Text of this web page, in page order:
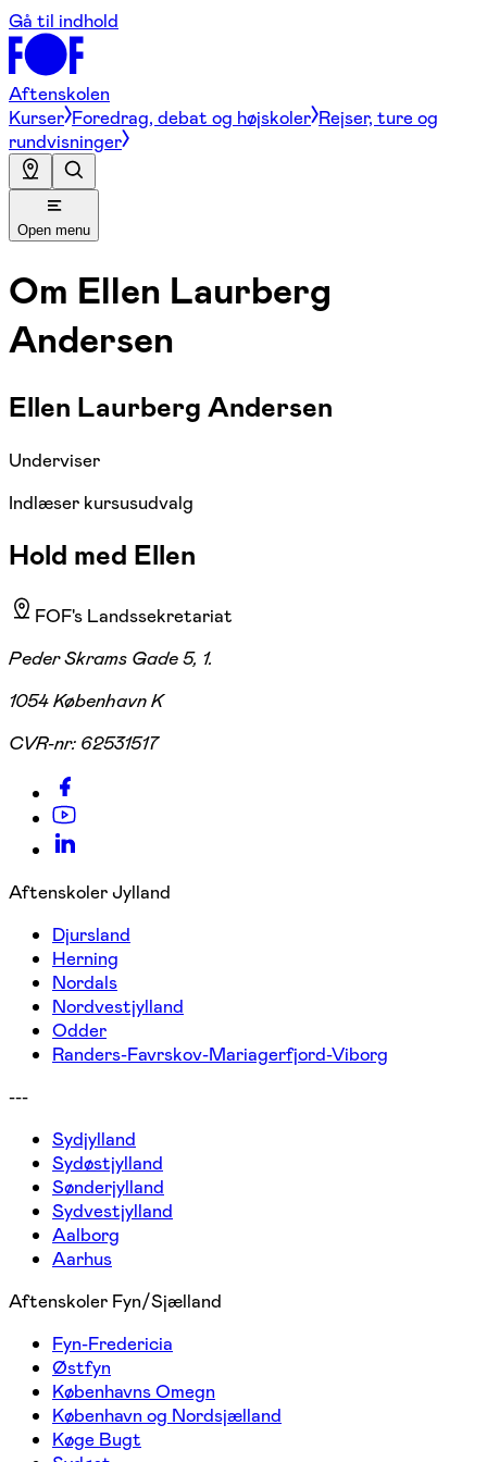
Gå til indhold
Aftenskolen
Kurser Foredrag, debat og højskoler Rejser, ture og
rundvisninger
Open menu
Om Ellen Laurberg
Andersen
Ellen Laurberg Andersen
Underviser
Indlæser kursusudvalg
Hold med Ellen
FOF's Landssekretariat
Peder Skrams Gade 5, 1.
1054 København K
CVR-nr: 62531517
Aftenskoler Jylland
Djursland
Herning
Nordals
Nordvestjylland
Odder
Randers-Favrskov-Mariagerfjord-Viborg
---
Sydjylland
Sydøstjylland
Sønderjylland
Sydvestjylland
Aalborg
Aarhus
Aftenskoler Fyn/Sjælland
Fyn-Fredericia
Østfyn
Københavns Omegn
København og Nordsjælland
Køge Bugt